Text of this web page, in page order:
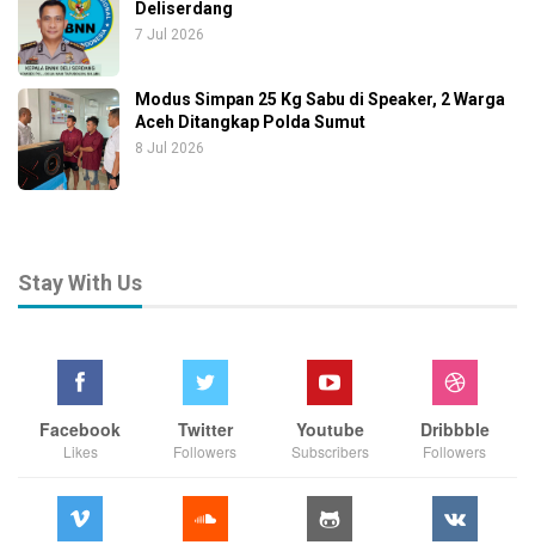
Deliserdang
7 Jul 2026
Modus Simpan 25 Kg Sabu di Speaker, 2 Warga
Aceh Ditangkap Polda Sumut
8 Jul 2026
Stay With Us
Facebook
Likes
Twitter
Followers
Youtube
Subscribers
Dribbble
Followers